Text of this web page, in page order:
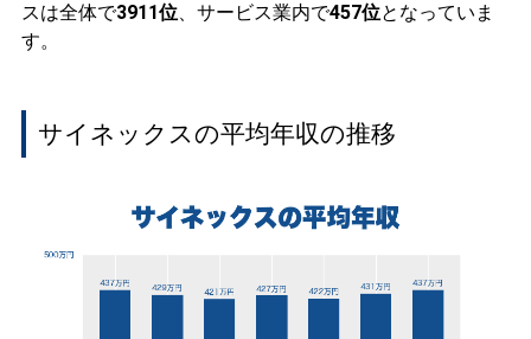
スは全体で3911位、サービス業内で457位となっていま
す。
サイネックスの平均年収の推移